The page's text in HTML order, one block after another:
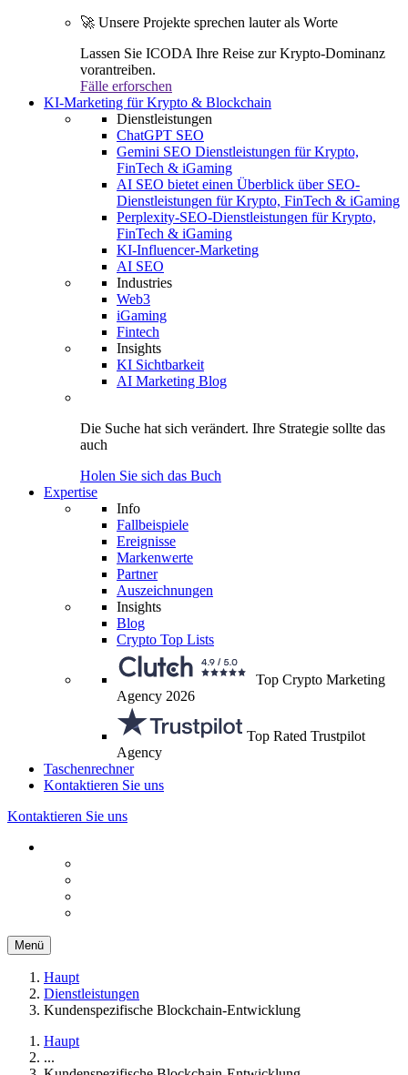
🚀 Unsere Projekte sprechen lauter als Worte
Lassen Sie ICODA Ihre Reise zur Krypto-Dominanz
vorantreiben.
Fälle erforschen
KI-Marketing für Krypto & Blockchain
Dienstleistungen
ChatGPT SEO
Gemini SEO Dienstleistungen für Krypto,
FinTech & iGaming
AI SEO bietet einen Überblick über SEO-
Dienstleistungen für Krypto, FinTech & iGaming
Perplexity-SEO-Dienstleistungen für Krypto,
FinTech & iGaming
KI-Influencer-Marketing
AI SEO
Industries
Web3
iGaming
Fintech
Insights
KI Sichtbarkeit
AI Marketing Blog
Die Suche hat sich verändert. Ihre Strategie sollte das
auch
Holen Sie sich das Buch
Expertise
Info
Fallbeispiele
Ereignisse
Markenwerte
Partner
Auszeichnungen
Insights
Blog
Crypto Top Lists
Top Crypto Marketing
Agency 2026
Top Rated Trustpilot
Agency
Taschenrechner
Kontaktieren Sie uns
Kontaktieren Sie uns
Menü
Haupt
Dienstleistungen
Kundenspezifische Blockchain-Entwicklung
Haupt
...